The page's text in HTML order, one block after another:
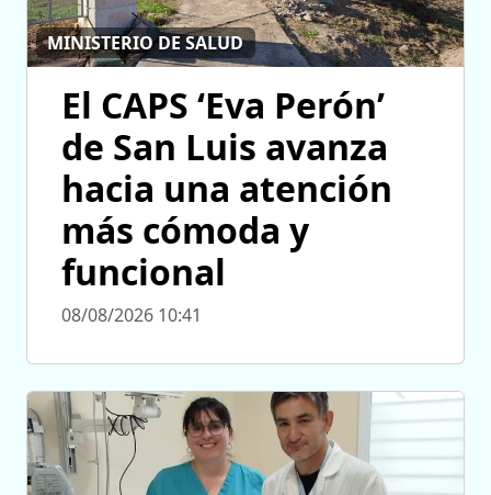
MINISTERIO DE SALUD
El CAPS ‘Eva Perón’
de San Luis avanza
hacia una atención
más cómoda y
funcional
08/08/2026 10:41